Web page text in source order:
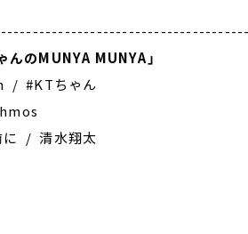
んのMUNYA MUNYA」
/ #KTちゃん
に / 清水翔太